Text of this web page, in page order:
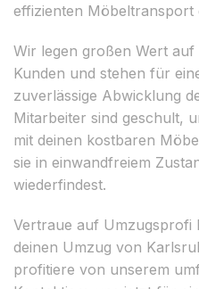
effizienten Möbeltransport
Wir legen großen Wert
Kunden und stehen für
zuverlässige Abwicklung
Mitarbeiter sind geschult,
mit deinen kostbaren
sie in einwandfreiem
wiederfindest.
Vertraue auf Umzugsprofi
deinen Umzug von
profitiere von unserem